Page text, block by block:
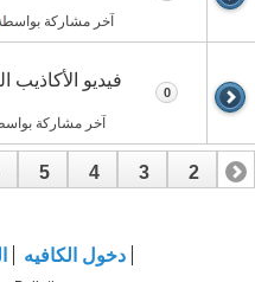
آخر مشاركة
فيديو الأكاذيب
آخر مشاركة
0
1
2
3
4
5
دخول الكافيه